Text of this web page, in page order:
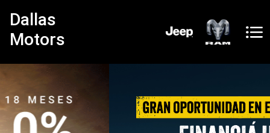
Dallas
Motors